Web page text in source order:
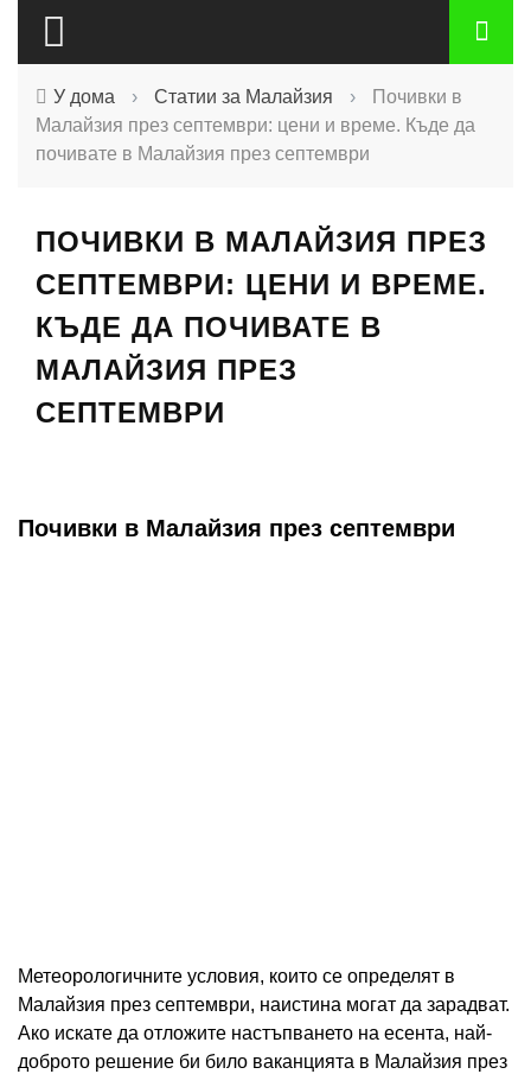
У дома › Статии за Малайзия ›
Почивки в
Малайзия през септември: цени и време. Къде да
почивате в Малайзия през септември
ПОЧИВКИ В МАЛАЙЗИЯ ПРЕЗ
СЕПТЕМВРИ: ЦЕНИ И ВРЕМЕ.
КЪДЕ ДА ПОЧИВАТЕ В
МАЛАЙЗИЯ ПРЕЗ
СЕПТЕМВРИ
Почивки в Малайзия през септември
Метеорологичните условия, които се определят в
Малайзия през септември, наистина могат да зарадват.
Ако искате да отложите настъпването на есента, най-
доброто решение би било ваканцията в Малайзия през